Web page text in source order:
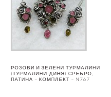
РОЗОВИ И ЗЕЛЕНИ ТУРМАЛИНИ
(ТУРМАЛИНИ-ДИНЯ) СРЕБРО,
ПАТИНА – КОМПЛЕКТ – N767